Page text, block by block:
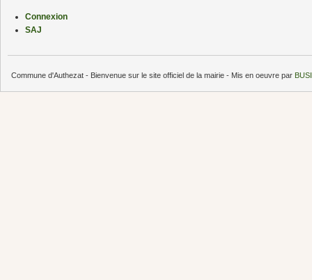
Connexion
SAJ
Commune d'Authezat - Bienvenue sur le site officiel de la mairie - Mis en oeuvre par